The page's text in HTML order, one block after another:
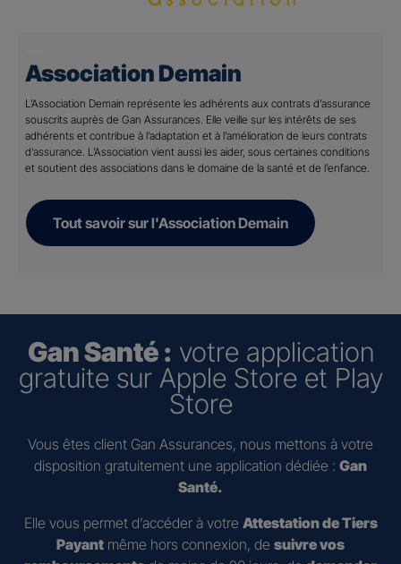
Association Demain
L’Association Demain représente les adhérents aux contrats d’assurance
souscrits auprès de Gan Assurances. Elle veille sur les intérêts de ses
adhérents et contribue à l’adaptation et à l’amélioration de leurs contrats
d’assurance. L’Association vient aussi les aider, sous certaines conditions
et soutient des associations dans le domaine de la santé et de l’enfance.
Tout savoir sur l'Association Demain
Gan Santé : votre application
gratuite sur Apple Store et Play
Store
Vous êtes client Gan Assurances, nous mettons à votre
disposition gratuitement une application dédiée : Gan
Santé.
Elle vous permet d’accéder à votre Attestation de Tiers
Payant même hors connexion, de suivre vos